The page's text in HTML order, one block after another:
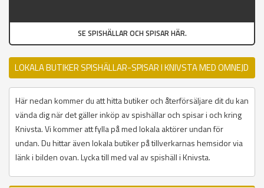
SE SPISHÄLLAR OCH SPISAR HÄR.
LOKALA BUTIKER SPISHÄLLAR-SPISAR I KNIVSTA MED OMNEJD
Här nedan kommer du att hitta butiker och återförsäljare dit du kan
vända dig när det gäller inköp av spishällar och spisar i och kring
Knivsta. Vi kommer att fylla på med lokala aktörer undan för
undan. Du hittar även lokala butiker på tillverkarnas hemsidor via
länk i bilden ovan. Lycka till med val av spishäll i Knivsta.